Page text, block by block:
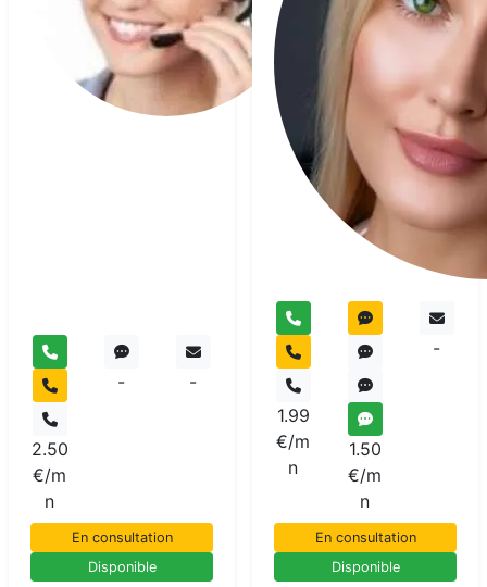
2.50
€/m
n
- -
En consultation
Disponible
1.99
€/m
n
1.50
€/m
n
-
En consultation
Disponible